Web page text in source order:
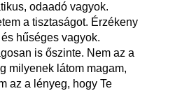
odaadó vagyok.
a tisztaságot. Érzékeny
hűséges vagyok.
is őszinte. Nem az a
milyenek látom magam,
az a lényeg, hogy Te